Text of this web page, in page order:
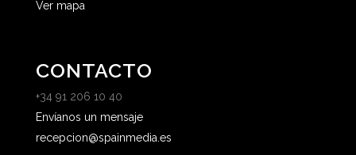
Ver mapa
CONTACTO
+34 91 206 10 40
Envíanos un mensaje
recepcion@spainmedia.es